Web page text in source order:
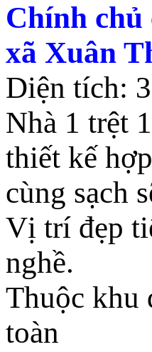
Chính
xã Xuân
Diện tích:
Nhà 1 trệt
thiết kế
cùng sạch
Vị trí đẹp
nghề.
Thuộc khu
toàn